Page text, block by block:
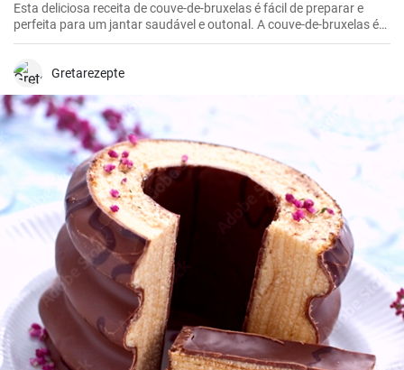
Esta deliciosa receita de couve-de-bruxelas é fácil de preparar e
perfeita para um jantar saudável e outonal. A couve-de-bruxelas é
temperada com azeite, sal e pimenta e assada no forno até ficar
Gretarezepte